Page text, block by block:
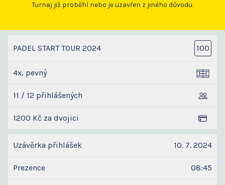
Turnaj již proběhl nebo je uzavřen z jiného důvodu.
PADEL START TOUR 2024 100
4x, pevný
11 / 12 přihlášených
1200 Kč za dvojici
Uzávěrka přihlášek 10. 7. 2024
Prezence 08:45